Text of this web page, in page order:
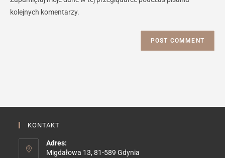
kolejnych komentarzy.
KONTAKT
Adres:
Migdałowa 13, 81-589 Gdynia